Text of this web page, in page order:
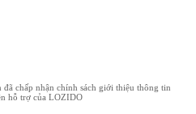
chấp nhận chính sách giới thiệu thông tin
hỗ trợ của LOZIDO